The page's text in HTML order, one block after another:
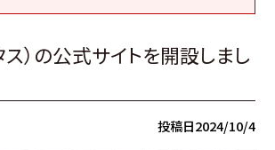
ス）の公式サイトを開設しまし
投稿日2024/10/4